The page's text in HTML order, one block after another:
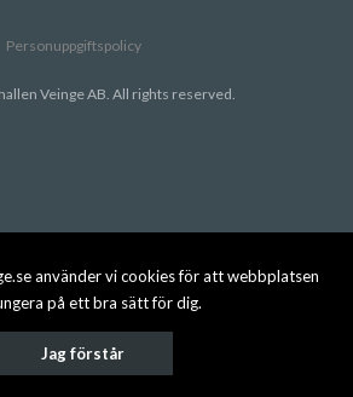
använder vi cookies för att webbplatsen
på ett bra sätt för dig.
Jag förstår
Veinge AB. All rights reserved.
Personuppgiftspolicy